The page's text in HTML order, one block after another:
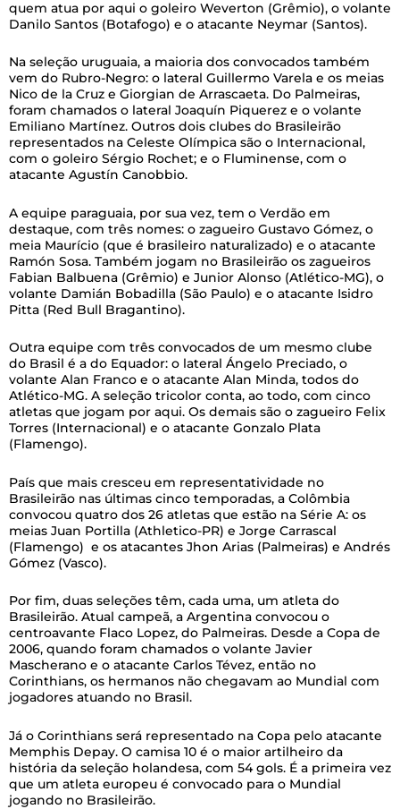
quem atua por aqui o goleiro Weverton (Grêmio), o volante
Danilo Santos (Botafogo) e o atacante Neymar (Santos).
Na seleção uruguaia, a maioria dos convocados também
vem do Rubro-Negro: o lateral Guillermo Varela e os meias
Nico de la Cruz e Giorgian de Arrascaeta. Do Palmeiras,
foram chamados o lateral Joaquín Piquerez e o volante
Emiliano Martínez. Outros dois clubes do Brasileirão
representados na Celeste Olímpica são o Internacional,
com o goleiro Sérgio Rochet; e o Fluminense, com o
atacante Agustín Canobbio.
A equipe paraguaia, por sua vez, tem o Verdão em
destaque, com três nomes: o zagueiro Gustavo Gómez, o
meia Maurício (que é brasileiro naturalizado) e o atacante
Ramón Sosa. Também jogam no Brasileirão os zagueiros
Fabian Balbuena (Grêmio) e Junior Alonso (Atlético-MG), o
volante Damián Bobadilla (São Paulo) e o atacante Isidro
Pitta (Red Bull Bragantino).
Outra equipe com três convocados de um mesmo clube
do Brasil é a do Equador: o lateral Ángelo Preciado, o
volante Alan Franco e o atacante Alan Minda, todos do
Atlético-MG. A seleção tricolor conta, ao todo, com cinco
atletas que jogam por aqui. Os demais são o zagueiro Felix
Torres (Internacional) e o atacante Gonzalo Plata
(Flamengo).
País que mais cresceu em representatividade no
Brasileirão nas últimas cinco temporadas, a Colômbia
convocou quatro dos 26 atletas que estão na Série A: os
meias Juan Portilla (Athletico-PR) e Jorge Carrascal
(Flamengo) e os atacantes Jhon Arias (Palmeiras) e Andrés
Gómez (Vasco).
Por fim, duas seleções têm, cada uma, um atleta do
Brasileirão. Atual campeã, a Argentina convocou o
centroavante Flaco Lopez, do Palmeiras. Desde a Copa de
2006, quando foram chamados o volante Javier
Mascherano e o atacante Carlos Tévez, então no
Corinthians, os hermanos não chegavam ao Mundial com
jogadores atuando no Brasil.
Já o Corinthians será representado na Copa pelo atacante
Memphis Depay. O camisa 10 é o maior artilheiro da
história da seleção holandesa, com 54 gols. É a primeira vez
que um atleta europeu é convocado para o Mundial
jogando no Brasileirão.